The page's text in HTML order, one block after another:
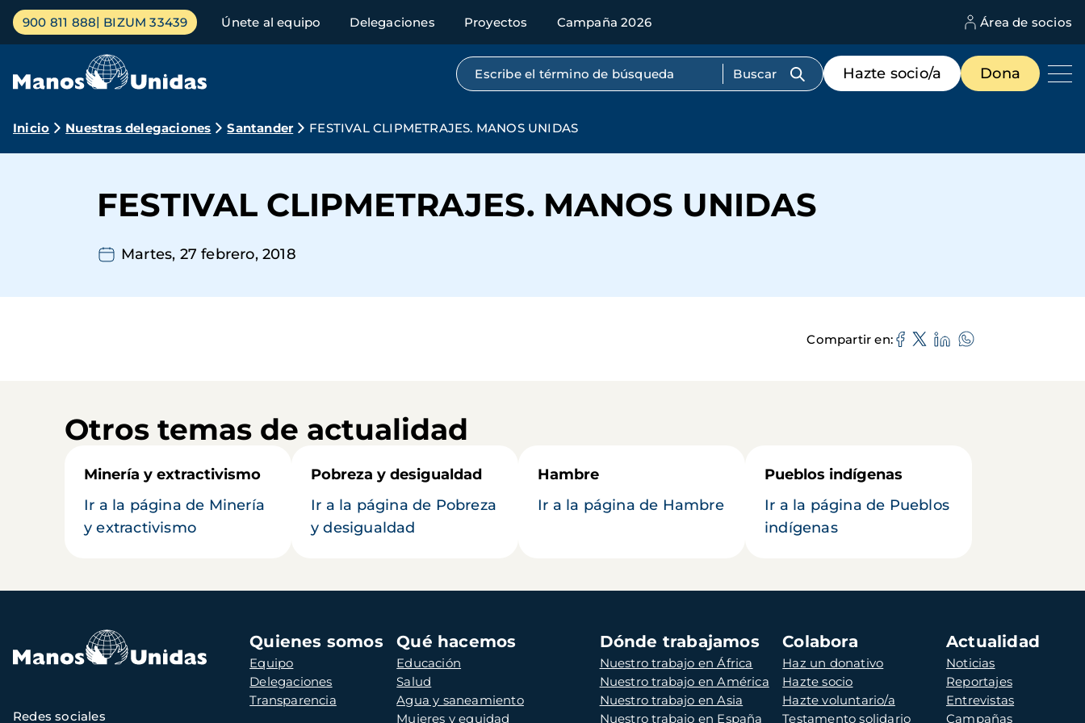
Pasar
contenido
Menú
principal
900 811 888 BIZUM 33439 Únete al equipo Delegaciones Proyectos Campaña 2026 Área de socios
Búsqueda por texto completo
Menú
de
destacados
Hazte socio/a Dona
Ruta
navegación
Inicio Nuestras delegaciones Santander FESTIVAL CLIPMETRAJES. MANOS UNIDAS
FESTIVAL CLIPMETRAJES. MANOS UNIDAS
Martes, 27 febrero, 2018
Compartir en
Otros temas de actualidad
Minería y extractivismo
Ir a la página de Minería
y extractivismo
Pobreza y desigualdad
Ir a la página de Pobreza
y desigualdad
Hambre
Ir a la página de Hambre
Pueblos indígenas
Ir a la página de Pueblos
indígenas
Navegación
principal
Quienes somos
Equipo
Delegaciones
Transparencia
Qué hacemos
Educación
Salud
Agua y saneamiento
Mujeres y equidad
Dónde trabajamos
Nuestro trabajo en África
Nuestro trabajo en América
Nuestro trabajo en Asia
Nuestro trabajo en España
Colabora
Haz un donativo
Hazte socio
Hazte voluntario/a
Testamento solidario
Actualidad
Noticias
Reportajes
Entrevistas
Campañas
Redes sociales